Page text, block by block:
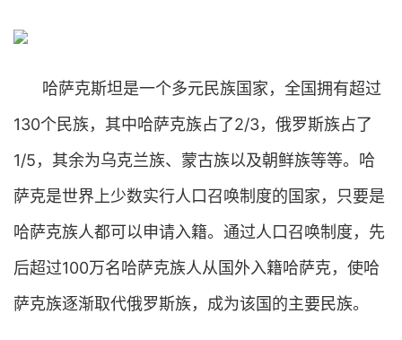
哈萨克斯坦是一个多元民族国家，全国拥有超过
130个民族，其中哈萨克族占了2/3，俄罗斯族占了
1/5，其余为乌克兰族、蒙古族以及朝鲜族等等。哈
萨克是世界上少数实行人口召唤制度的国家，只要是
哈萨克族人都可以申请入籍。通过人口召唤制度，先
后超过100万名哈萨克族人从国外入籍哈萨克，使哈
萨克族逐渐取代俄罗斯族，成为该国的主要民族。